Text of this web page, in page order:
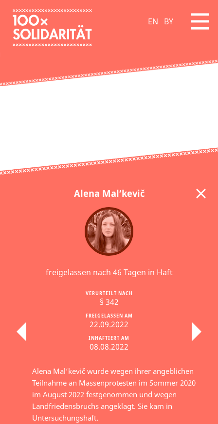
EN BY
Alena Mal’kevič
freigelassen nach 46 Tagen in Haft
INHAFTIERT AM
08.08.2022
FREIGELASSEN AM
22.09.2022
VERURTEILT NACH
§ 342
Alena Mal’kevič wurde wegen ihrer angeblichen
Teilnahme an Massenprotesten im Sommer 2020
im August 2022 festgenommen und wegen
Landfriedensbruchs angeklagt. Sie kam in
Untersuchungshaft.